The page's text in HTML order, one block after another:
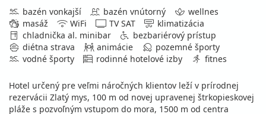
bazén vonkajší
bazén vnútorný
wellnes
masáž
WiFi TV SAT
klimatizácia
chladnička al. minibar
bezbariérový prístup
diétna strava
animácie
pozemné športy
vodné športy
rodinné hotelové izby fitnes
Hotel určený pre veľmi náročných klientov leží v prírodnej
rezervácii Zlatý mys, 100 m od novej upravenej štrkopieskovej
pláže s pozvoľným vstupom do mora, 1500 m od centra